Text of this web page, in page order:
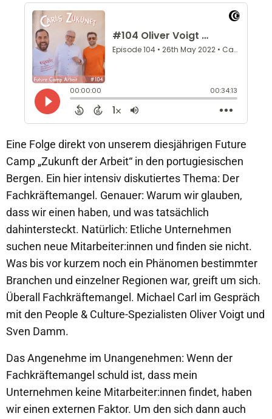
Eine Folge direkt von unserem diesjährigen Future
Camp „Zukunft der Arbeit“ in den portugiesischen
Bergen. Ein hier intensiv diskutiertes Thema: Der
Fachkräftemangel. Genauer: Warum wir glauben,
dass wir einen haben, und was tatsächlich
dahintersteckt. Natürlich: Etliche Unternehmen
suchen neue Mitarbeiter:innen und finden sie nicht.
Was bis vor kurzem noch ein Phänomen bestimmter
Branchen und einzelner Regionen war, greift um sich.
Überall Fachkräftemangel. Michael Carl im Gespräch
mit den People & Culture-Spezialisten Oliver Voigt und
Sven Damm.
Das Angenehme im Unangenehmen: Wenn der
Fachkräftemangel schuld ist, dass mein
Unternehmen keine Mitarbeiter:innen findet, haben
wir einen externen Faktor. Um den sich dann auch